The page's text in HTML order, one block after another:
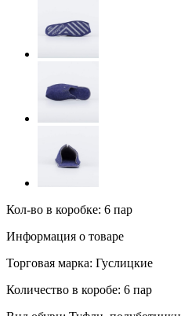
Кол-во в коробке: 6 пар
Информация о товаре
Торговая марка: Гуслицкие
Количество в коробе: 6 пар